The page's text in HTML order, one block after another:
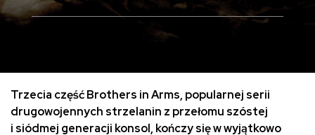
Trzecia część Brothers in Arms, popularnej serii
drugowojennych strzelanin z przełomu szóstej
i siódmej generacji konsol, kończy się w wyjątkowo